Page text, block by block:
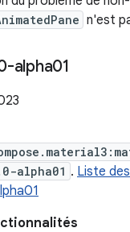
n'est
alpha01
alpha01 . Liste